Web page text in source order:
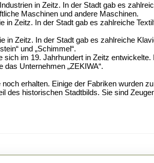
in Zeitz. In der Stadt gab es
Maschinen und andere Maschinen.
in Zeitz. In der Stadt gab es zahlreiche
in Zeitz. In der Stadt gab es zahlreiche
und „Schimmel“.
im 19. Jahrhundert in Zeitz
Unternehmen „ZEKIWA“.
erhalten. Einige der Fabriken wurden
des historischen Stadtbilds. Sie sind